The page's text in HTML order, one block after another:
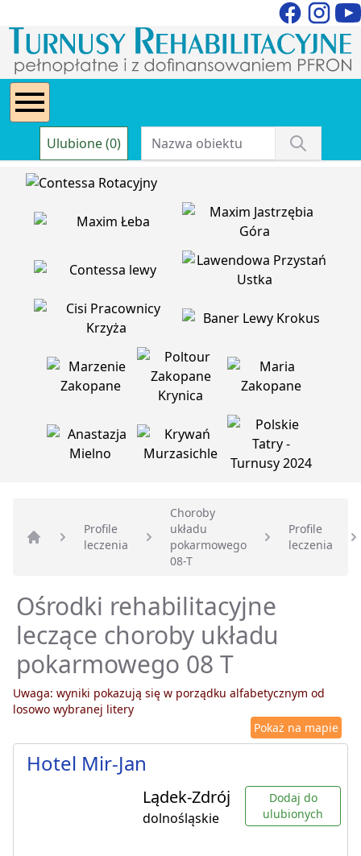
Ulubione (0)
Strona główna
Profile
leczenia
Choroby
układu
pokarmowego
08-T
Profile
leczenia
Ośrodki rehabilitacyjne
leczące choroby układu
pokarmowego 08 T
Uwaga: wyniki pokazują się w porządku alfabetycznym od
losowo wybranej litery
Pokaż na mapie
Hotel Mir-Jan
Lądek-Zdrój
dolnośląskie
Dodaj do
ulubionych